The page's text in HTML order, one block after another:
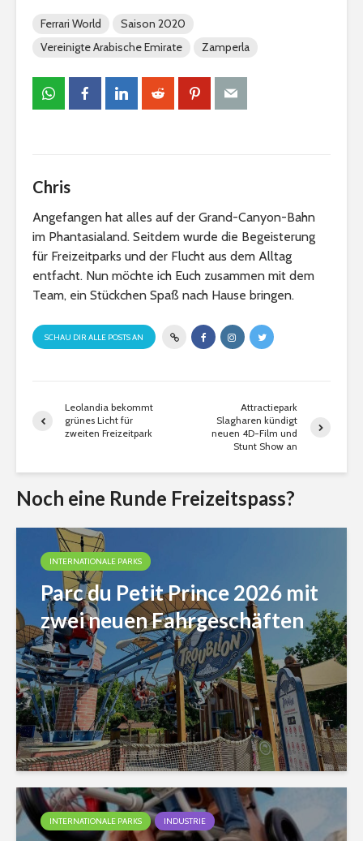
Ferrari World
Saison 2020
Vereinigte Arabische Emirate
Zamperla
Chris
Angefangen hat alles auf der Grand-Canyon-Bahn
im Phantasialand. Seitdem wurde die Begeisterung
für Freizeitparks und der Flucht aus dem Alltag
entfacht. Nun möchte ich Euch zusammen mit dem
Team, ein Stückchen Spaß nach Hause bringen.
SCHAU DIR ALLE POSTS AN
Leolandia bekommt
grünes Licht für
zweiten Freizeitpark
Attractiepark
Slagharen kündigt
neuen 4D-Film und
Stunt Show an
Noch eine Runde Freizeitspass?
INTERNATIONALE PARKS
Parc du Petit Prince 2026 mit
zwei neuen Fahrgeschäften
INTERNATIONALE PARKS INDUSTRIE